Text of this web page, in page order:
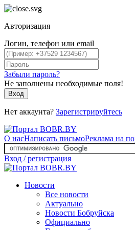
Авторизация
Логин, телефон или email
Забыли пароль?
Не заполнены необходимые поля!
Вход
Нет аккаунта? Зарегистрируйтесь
О насНаписать письмоРеклама на
Вход / регистрация
Новости
Все новости
Актуально
Новости Бобруйска
Официально